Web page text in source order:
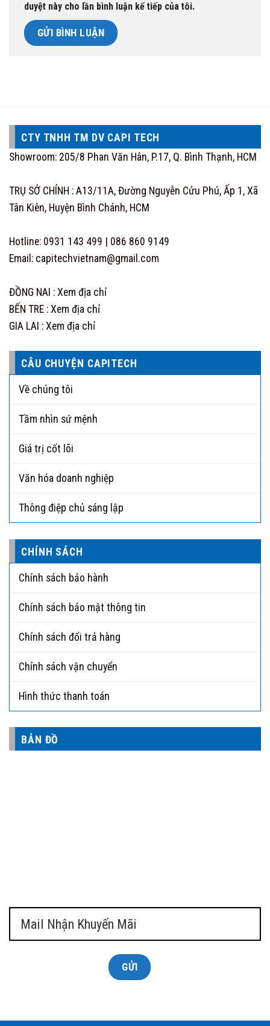
duyệt này cho lần bình luận kế tiếp của tôi.
CTY TNHH TM DV CAPI TECH
Showroom: 205/8 Phan Văn Hân, P.17, Q. Bình Thạnh, HCM
TRỤ SỞ CHÍNH : A13/11A, Đường Nguyễn Cửu Phú, Ấp 1, Xã
Tân Kiên, Huyện Bình Chánh, HCM
Hotline: 0931 143 499 | 086 860 9149
Email: capitechvietnam@gmail.com
ĐỒNG NAI : Xem địa chỉ
BẾN TRE : Xem địa chỉ
GIA LAI : Xem địa chỉ
CÂU CHUYỆN CAPITECH
Về chúng tôi
Tầm nhìn sứ mệnh
Giá trị cốt lõi
Văn hóa doanh nghiệp
Thông điệp chủ sáng lập
CHÍNH SÁCH
Chính sách bảo hành
Chính sách bảo mật thông tin
Chính sách đổi trả hàng
Chính sách vận chuyển
Hình thức thanh toán
BẢN ĐỒ